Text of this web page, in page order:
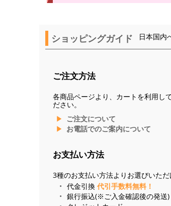
ショッピングガイド 日本国内
ご注文方法
各商品ページより、カートを利用し
ださい。
ご注文について
お電話でのご案内について
お支払い方法
3種のお支払い方法よりお選びいただ
代金引換 代引手数料無料！
銀行振込(※ご入金確認後の発送)